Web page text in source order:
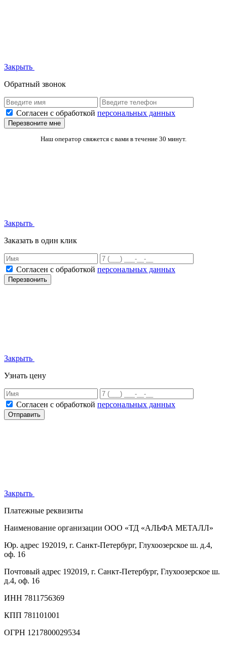
Закрыть
Обратный звонок
Согласен с обработкой персональных данных
Перезвоните мне
Наш оператор свяжется с вами в течение 30 минут.
Закрыть
Заказать в один клик
Согласен с обработкой персональных данных
Перезвонить
Закрыть
Узнать цену
Согласен с обработкой персональных данных
Отправить
Закрыть
Платежные реквизиты
Наименование организации ООО «ТД «АЛЬФА МЕТАЛЛ»
Юр. адрес 192019, г. Санкт-Петербург, Глухоозерское ш. д.4,
оф. 16
Почтовый адрес 192019, г. Санкт-Петербург, Глухоозерское ш.
д.4, оф. 16
ИНН 7811756369
КПП 781101001
ОГРН 1217800029534